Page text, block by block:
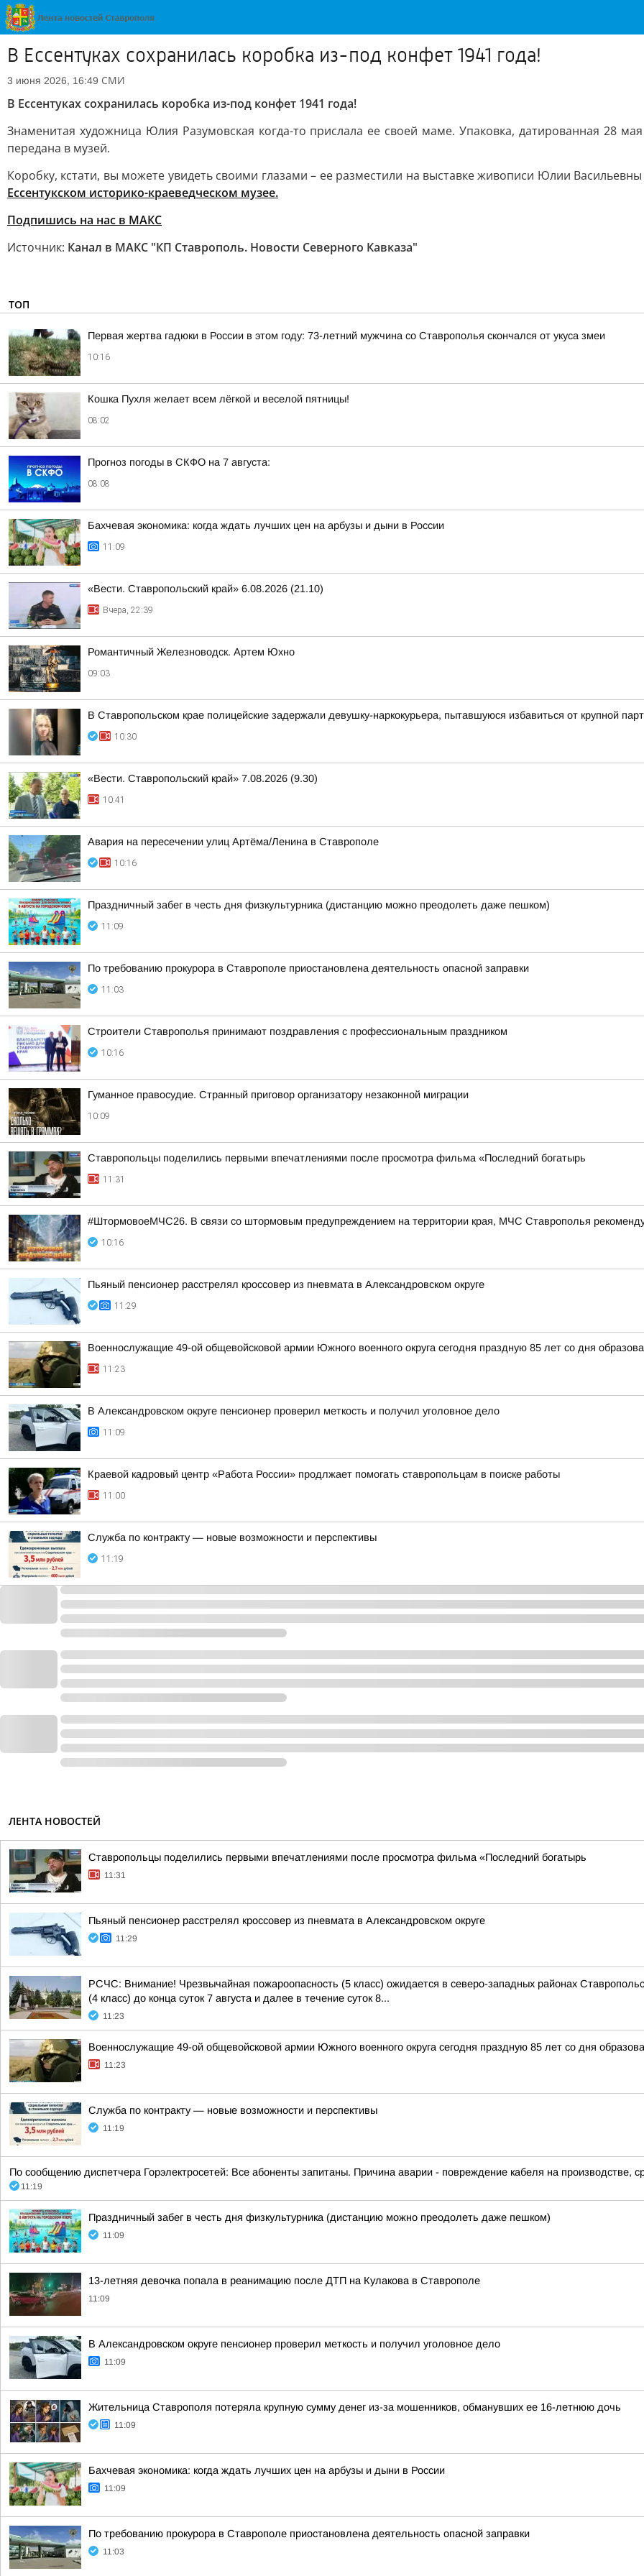
В Ессентуках сохранилась коробка из-под конфет 1941 года!
3 июня 2026, 16:49 СМИ
В Ессентуках сохранилась коробка из-под конфет 1941 года!
Знаменитая художница Юлия Разумовская когда-то прислала ее своей маме. Упаковка, датированная 28
передана в музей.
Коробку, кстати, вы можете увидеть своими глазами – ее разместили на выставке живописи Юлии
Ессентукском историко-краеведческом музее.
Подпишись на нас в МАКС
Источник: Канал в МАКС "КП Ставрополь. Новости Северного Кавказа"
ТОП
Первая жертва гадюки в России в этом году: 73-летний мужчина со Ставрополья скончался от укуса змеи
10:16
Кошка Пухля желает всем лёгкой и веселой пятницы!
08:02
Прогноз погоды в СКФО на 7 августа:
08:08
Бахчевая экономика: когда ждать лучших цен на арбузы и дыни в России
11:09
«Вести. Ставропольский край» 6.08.2026 (21.10)
Вчера, 22:39
Романтичный Железноводск. Артем Юхно
09:03
В Ставропольском крае полицейские задержали девушку-наркокурьера, пытавшуюся избавиться от крупной
10:30
«Вести. Ставропольский край» 7.08.2026 (9.30)
10:41
Авария на пересечении улиц Артёма/Ленина в Ставрополе
10:16
Праздничный забег в честь дня физкультурника (дистанцию можно преодолеть даже пешком)
11:09
По требованию прокурора в Ставрополе приостановлена деятельность опасной заправки
11:03
Строители Ставрополья принимают поздравления с профессиональным праздником
10:16
Гуманное правосудие. Странный приговор организатору незаконной миграции
10:09
Ставропольцы поделились первыми впечатлениями после просмотра фильма «Последний богатырь
11:31
#ШтормовоеМЧС26. В связи со штормовым предупреждением на территории края, МЧС Ставрополья
10:16
Пьяный пенсионер расстрелял кроссовер из пневмата в Александровском округе
11:29
Военнослужащие 49-ой общевойсковой армии Южного военного округа сегодня праздную 85 лет со дня
11:23
В Александровском округе пенсионер проверил меткость и получил уголовное дело
11:09
Краевой кадровый центр «Работа России» продлжает помогать ставропольцам в поиске работы
11:00
Служба по контракту — новые возможности и перспективы
11:19
ЛЕНТА НОВОСТЕЙ
Ставропольцы поделились первыми впечатлениями после просмотра фильма «Последний богатырь
11:31
Пьяный пенсионер расстрелял кроссовер из пневмата в Александровском округе
11:29
РСЧС: Внимание! Чрезвычайная пожароопасность (5 класс) ожидается в северо-западных районах
(4 класс) до конца суток 7 августа и далее в течение суток 8...
11:23
Военнослужащие 49-ой общевойсковой армии Южного военного округа сегодня праздную 85 лет со дня
11:23
Служба по контракту — новые возможности и перспективы
11:19
По сообщению диспетчера Горэлектросетей: Все абоненты запитаны. Причина аварии - повреждение кабеля на производстве,
11:19
Праздничный забег в честь дня физкультурника (дистанцию можно преодолеть даже пешком)
11:09
13-летняя девочка попала в реанимацию после ДТП на Кулакова в Ставрополе
11:09
В Александровском округе пенсионер проверил меткость и получил уголовное дело
11:09
Жительница Ставрополя потеряла крупную сумму денег из-за мошенников, обманувших ее 16-летнюю дочь
11:09
Бахчевая экономика: когда ждать лучших цен на арбузы и дыни в России
11:09
По требованию прокурора в Ставрополе приостановлена деятельность опасной заправки
11:03